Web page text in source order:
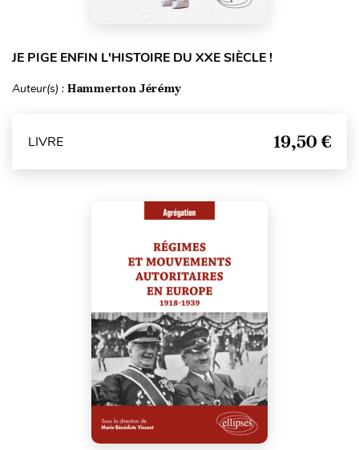
JE PIGE ENFIN L'HISTOIRE DU XXE SIÈCLE !
Auteur(s) : Hammerton Jérémy
LIVRE 19,50 €